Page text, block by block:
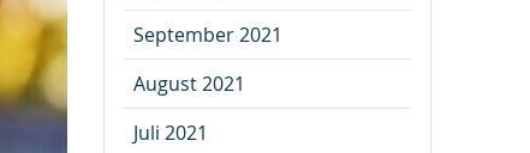
September 2021
August 2021
Juli 2021